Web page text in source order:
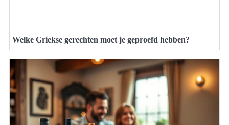
Welke Griekse gerechten moet je geproefd hebben?